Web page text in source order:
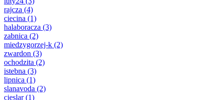
rajcza (4)
ciecina (1)
halaboracza (3)
zabnica (2)
miedzygorzej-k (2)
zwardon (3)
ochodzita (2)
istebna (3)
lipnica (1)
slanavoda (2)
cieslar(1)